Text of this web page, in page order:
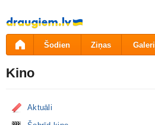
Pāriet
uz
saturu
Šodien Ziņas
Kino
Aktuāli